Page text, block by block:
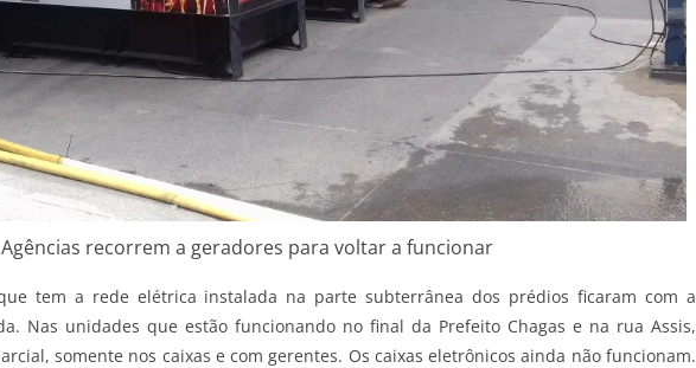
Agências recorrem a geradores para voltar a funcionar
tem a rede elétrica instalada na parte subterrânea dos prédios ficaram com a
Nas unidades que estão funcionando no final da Prefeito Chagas e na rua Assis,
somente nos caixas e com gerentes. Os caixas eletrônicos ainda não funcionam.